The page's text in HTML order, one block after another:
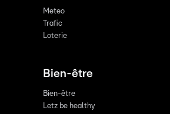
Meteo
Trafic
Loterie
Bien-être
Bien-être
Letz be healthy